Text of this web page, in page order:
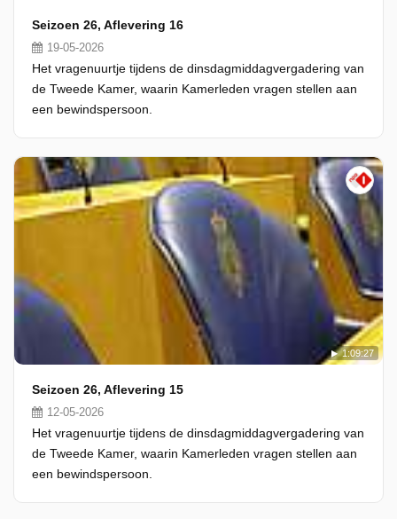
Seizoen 26, Aflevering 16
19-05-2026
Het vragenuurtje tijdens de dinsdagmiddagvergadering van
de Tweede Kamer, waarin Kamerleden vragen stellen aan
een bewindspersoon.
1:09:27
Seizoen 26, Aflevering 15
12-05-2026
Het vragenuurtje tijdens de dinsdagmiddagvergadering van
de Tweede Kamer, waarin Kamerleden vragen stellen aan
een bewindspersoon.